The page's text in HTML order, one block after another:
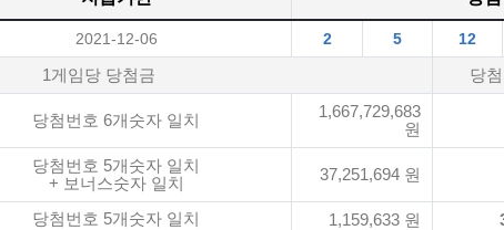
2021-12-06 2 5 12
1게임당 당첨금 당
당첨번호 6개숫자 일치
1,667,729,683
원
당첨번호 5개숫자 일치
+ 보너스숫자 일치
37,251,694 원
당첨번호 5개숫자 일치 1,159,633 원